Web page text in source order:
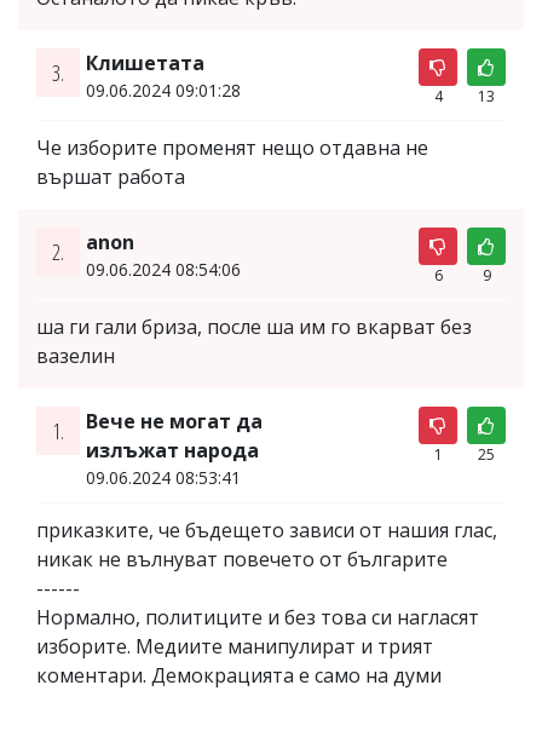
3. Клишетата
09.06.2024 09:01:28 4 13
Че изборите променят нещо отдавна не
вършат работа
2. anon
09.06.2024 08:54:06 6 9
ша ги гали бриза, после ша им го вкарват без
вазелин
1.
Вече не могат да
излъжат народа
09.06.2024 08:53:41
1 25
приказките, че бъдещето зависи от нашия глас,
никак не вълнуват повечето от българите
------
Нормално, политиците и без това си нагласят
изборите. Медиите манипулират и трият
коментари. Демокрацията е само на думи